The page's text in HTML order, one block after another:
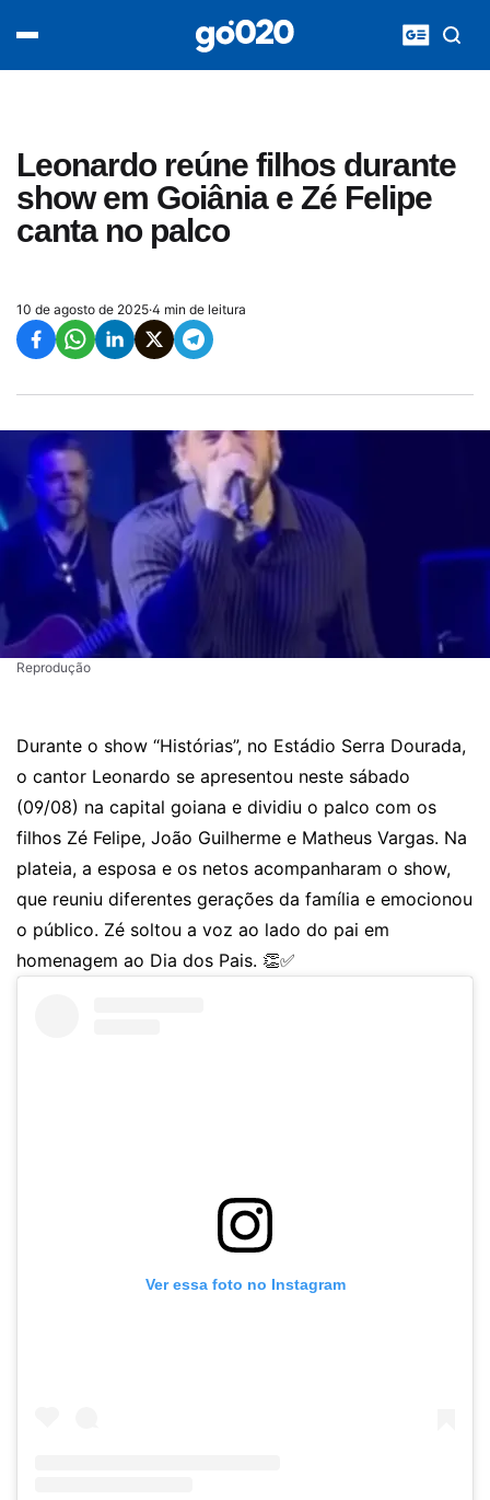
Leonardo reúne filhos durante
show em Goiânia e Zé Felipe
canta no palco
10 de agosto de 2025·4 min de leitura
Reprodução
Durante o show “Histórias”, no Estádio Serra Dourada,
o cantor Leonardo se apresentou neste sábado
(09/08) na capital goiana e dividiu o palco com os
filhos Zé Felipe, João Guilherme e Matheus Vargas. Na
plateia, a esposa e os netos acompanharam o show,
que reuniu diferentes gerações da família e emocionou
o público. Zé soltou a voz ao lado do pai em
homenagem ao Dia dos Pais. 👏✅
Ver essa foto no Instagram
acontece agora
entretenimento
vídeos
pod020